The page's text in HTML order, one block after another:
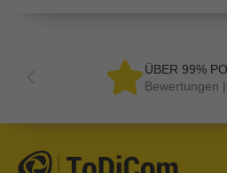
ÜBER 99%
Bewertungen